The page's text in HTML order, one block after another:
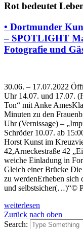
Rot bedeutet
• Dortmunder
– SPOTLIGHT
Fotografie und
30.06. – 17.07.2022
Uhr 14.07. und 17.07.
Ton“ mit Anke
Minuten zu den
Uhr (Vernissage) –
Schröder 10.07. ab
Horst Kunst im
42,Arneckestraße 42
weiche Einladung in
Gleich einer Brücke
zu werdenErheben sich
und selbstsicher(…)“©
weiterlesen
Zurück nach oben
Search: